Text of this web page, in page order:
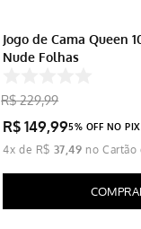
Jogo de Cama Queen
Nude Folhas
R$ 229,99
R$ 149,995% OFF NO PIX
4x de R$ 37 ,49